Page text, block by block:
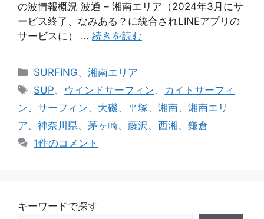
の波情報概況 波通 – 湘南エリア（2024年3月にサ
ービス終了、なみある？に統合されLINEアプリの
サービスに） … 続きを読む
カ
テ
リ
ー
SURFING、湘南エリア
タ
グ
SUP、 ウインドサーフィン、 カイトサーフィ
ン、 サーフィン、 大磯、 平塚、 湘南、 湘南エリ
ア、 神奈川県、 茅ヶ崎、 藤沢 、 西湘、 鎌倉
1件のコメント
キーワードで探す